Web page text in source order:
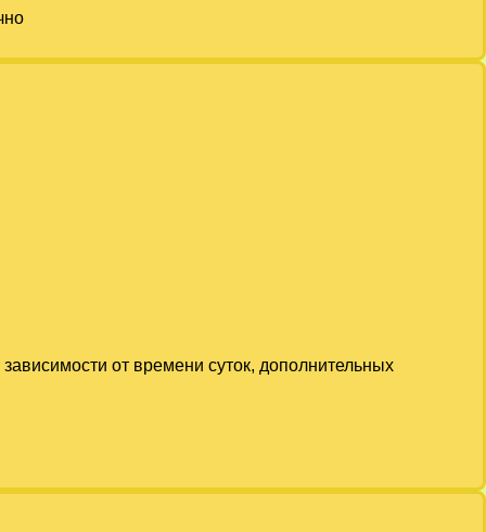
от времени суток, дополнительных